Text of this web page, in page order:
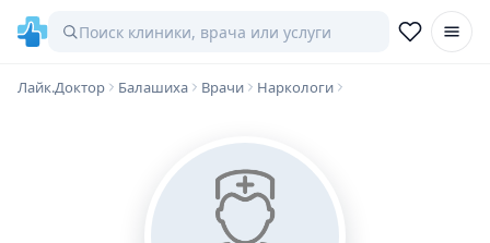
Лайк.Доктор Балашиха Врачи Наркологи